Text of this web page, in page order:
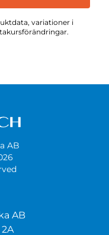
variationer i
AB
AB